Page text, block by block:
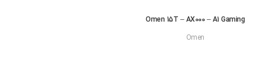
Omen 15T – AX000 – A1 Gaming
Omen